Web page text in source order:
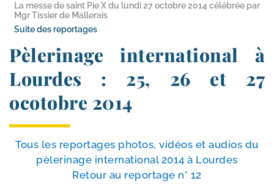
La messe de saint Pie X du lundi 27 octobre 2014 célébrée par
Mgr Tissier de Mallerais
Suite des reportages
Pèlerinage international à
Lourdes : 25, 26 et 27
ocotobre 2014
Tous les repor­tages pho­tos, vidéos et audios du
pèle­ri­nage inter­na­tio­nal 2014 à Lourdes
Retour au repor­tage n° 12